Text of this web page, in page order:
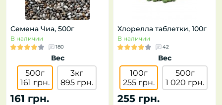
Семена Чиа, 500г
В наличии
180
Вес
500г
161 грн.
3кг
895 грн.
161 грн.
Хлорелла таблетки, 100г
В наличии
42
Вес
100г
255 грн.
500г
1 020 грн.
255 грн.